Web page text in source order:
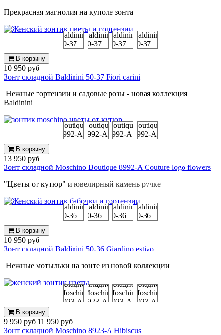
Прекрасная магнолия на куполе зонта
В корзину
10 950 руб
Зонт складной Baldinini 50-37 Fiori carini
Нежные гортензии и садовые розы - новая коллекция
Baldinini
В корзину
13 950 руб
Зонт складной Moschino Boutique 8992-A Couture logo flowers
"Цветы от кутюр" и ювелирный камень ручке
В корзину
10 950 руб
Зонт складной Baldinini 50-36 Giardino estivo
Нежные мотыльки на зонте из новой коллекции
В корзину
9 950 руб 11 950 руб
Зонт складной Moschino 8923-A Hibiscus